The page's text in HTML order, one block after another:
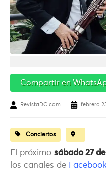
Compartir en
RevistaDC.com febrero
Conciertos
El próximo sábado 27
los canales de